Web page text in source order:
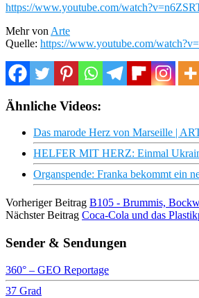
https://www.youtube.com/
Mehr von Arte
Quelle: https://www.youtube.com/
Ähnliche Videos:
Das marode Herz von Marseille |
HELFER MIT HERZ: Einmal
Organspende: Franka bekommt ein
Vorheriger Beitrag B105 - Brummis,
Nächster Beitrag Coca-Cola und das
Sender & Sendungen
360° – GEO Reportage
37 Grad